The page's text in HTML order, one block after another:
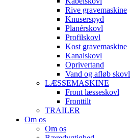
Rive gravemaskine
Knuserspyd
Planérskovl
Profilskovl
Kost gravemaskine
Kanalskovl
Oprivertand
Vand og afløb skovl
LÆSSEMASKINE
Front læsseskovl
Fronttilt
TRAILER
Om os
Om os